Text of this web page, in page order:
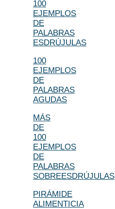
100
EJEMPLOS
DE
PALABRAS
ESDRÚJULAS
100
EJEMPLOS
DE
PALABRAS
AGUDAS
MÁS
DE
100
EJEMPLOS
DE
PALABRAS
SOBREESDRÚJULAS
PIRÁMIDE
ALIMENTICIA